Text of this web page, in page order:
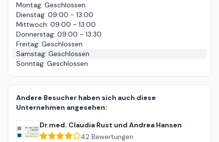
Montag: Geschlossen
Dienstag: 09:00 - 13:00
Mittwoch: 09:00 - 13:00
Donnerstag: 09:00 - 13:30
Freitag: Geschlossen
Samstag: Geschlossen
Sonntag: Geschlossen
Andere Besucher haben sich auch diese
Unternehmen angesehen:
Dr.med. Claudia Rust und Andrea Hansen
42 Bewertungen